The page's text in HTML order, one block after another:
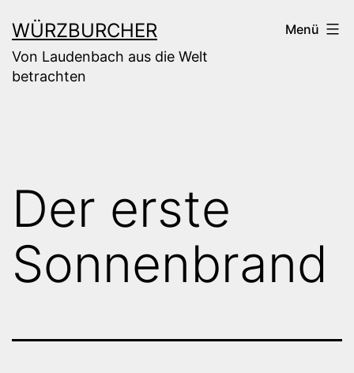
Inhalt
springen
WÜRZBURCHER
Von Laudenbach aus die Welt
betrachten
Menü
Der erste
Sonnenbrand